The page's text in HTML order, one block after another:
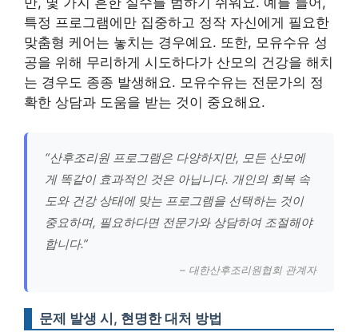
특정 프로그램에만 집중하고 정작 자신에게 필요한
맞춤형 케어는 놓치는 경우예요. 또한, 모유수유 성
공을 위해 무리하게 시도하다가 산모의 건강을 해치
는 경우도 종종 발생해요. 모유수유는 전문가의 정
확한 상담과 도움을 받는 것이 중요해요.
“산후조리원 프로그램은 다양하지만, 모든 산모에
게 똑같이 효과적인 것은 아닙니다. 개인의 회복 속
도와 건강 상태에 맞는 프로그램을 선택하는 것이
중요하며, 필요하다면 전문가와 상담하여 조절해야
합니다.”
– 대한산후조리원협회 관계자
문제 발생 시, 현명한 대처 방법